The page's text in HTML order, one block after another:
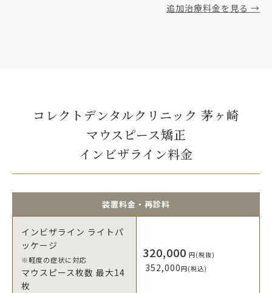
追加治療料金を見る →
コレクトデンタルクリニック 茅ヶ崎
マウスピース矯正
インビザライン料金
装置料金・再診料
インビザライン ライトパ
ッケージ
※軽度の症状に対応
マウスピース枚数 最大14
枚
320,000 円(税抜)
352,000円(税込)